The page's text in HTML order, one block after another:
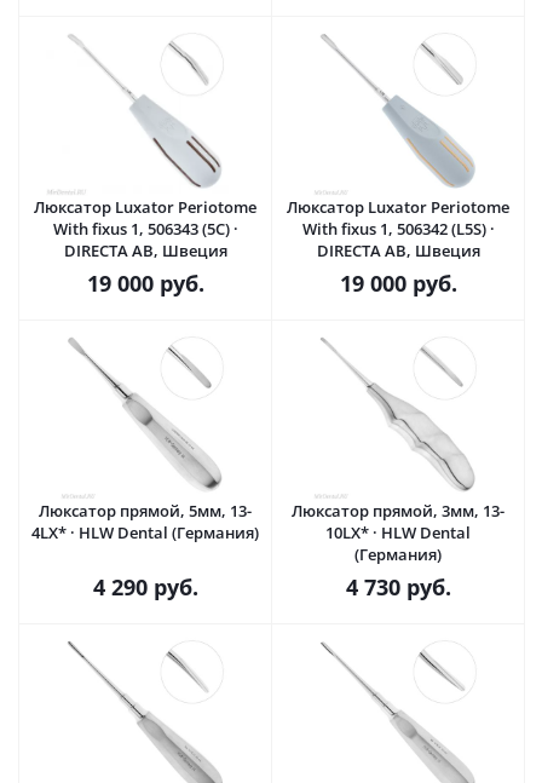
Люксатор Luxator Periotome
With fixus 1, 506343 (5C) ·
DIRECTA AB, Швеция
19 000руб.
Люксатор Luxator Periotome
With fixus 1, 506342 (L5S) ·
DIRECTA AB, Швеция
19 000руб.
Люксатор прямой, 5мм, 13-
4LX* · HLW Dental (Германия)
4 290руб.
Люксатор прямой, 3мм, 13-
10LX* · HLW Dental
(Германия)
4 730руб.